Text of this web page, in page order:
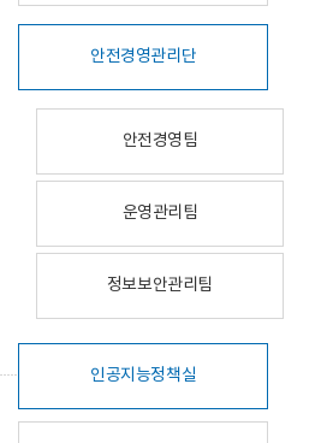
안전경영관리단
안전경영팀
운영관리팀
정보보안관리팀
인공지능정책실